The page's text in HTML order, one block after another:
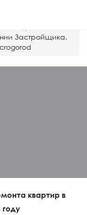
Застройщика,
квартир в
году